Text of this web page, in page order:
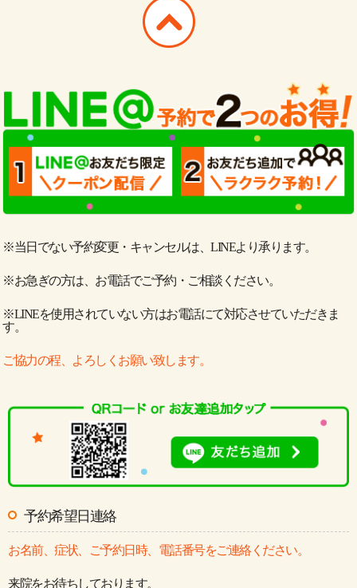
※当日でない予約変更・キャンセルは、LINEより承ります。
※お急ぎの方は、お電話でご予約・ご相談ください。
※LINEを使用されていない方はお電話にて対応させていただきま
す。
ご協力の程、よろしくお願い致します。
予約希望日連絡
お名前、症状、ご予約日時、電話番号をご連絡ください。
来院をお待ちしております。